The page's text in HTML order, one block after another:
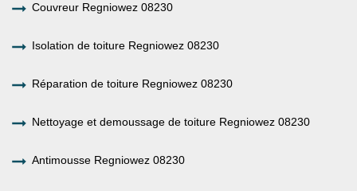
Couvreur Regniowez 08230
Isolation de toiture Regniowez 08230
Réparation de toiture Regniowez 08230
Nettoyage et demoussage de toiture Regniowez 08230
Antimousse Regniowez 08230